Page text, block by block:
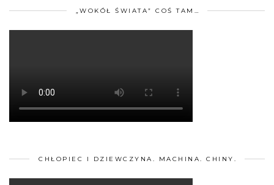
„WOKÓŁ ŚWIATA” COŚ TAM…
CHŁOPIEC I DZIEWCZYNA. MACHINA. CHINY.